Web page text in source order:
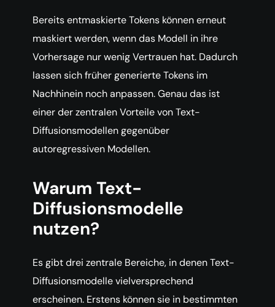
Bereits entmaskierte Tokens können erneut
maskiert werden, wenn das Modell in ihre
Vorhersage nur wenig Vertrauen hat. Dadurch
lassen sich früher generierte Tokens im
Nachhinein noch anpassen. Genau das ist
einer der zentralen Vorteile von Text-
Diffusionsmodellen gegenüber
autoregressiven Modellen.
Warum Text-
Diffusionsmodelle
nutzen?
Es gibt drei zentrale Bereiche, in denen Text-
Diffusionsmodelle vielversprechend
erscheinen. Erstens können sie in bestimmten